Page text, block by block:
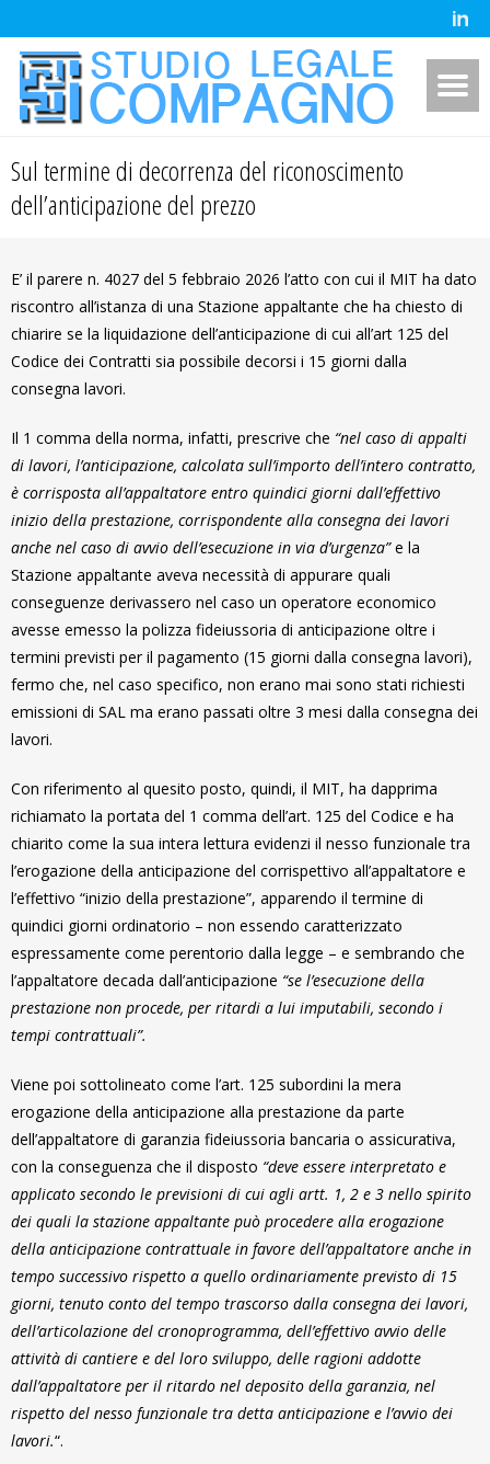
Sul termine di decorrenza del riconoscimento
dell’anticipazione del prezzo
E’ il parere n. 4027 del 5 febbraio 2026 l’atto con cui il MIT ha dato
riscontro all’istanza di una Stazione appaltante che ha chiesto di
chiarire se la liquidazione dell’anticipazione di cui all’art 125 del
Codice dei Contratti sia possibile decorsi i 15 giorni dalla
consegna lavori.
Il 1 comma della norma, infatti, prescrive che “nel caso di appalti
di lavori, l’anticipazione, calcolata sull’importo dell’intero contratto,
è corrisposta all’appaltatore entro quindici giorni dall’effettivo
inizio della prestazione, corrispondente alla consegna dei lavori
anche nel caso di avvio dell’esecuzione in via d’urgenza”e la
Stazione appaltante aveva necessità di appurare quali
conseguenze derivassero nel caso un operatore economico
avesse emesso la polizza fideiussoria di anticipazione oltre i
termini previsti per il pagamento (15 giorni dalla consegna lavori),
fermo che, nel caso specifico, non erano mai sono stati richiesti
emissioni di SAL ma erano passati oltre 3 mesi dalla consegna dei
lavori.
Con riferimento al quesito posto, quindi, il MIT, ha dapprima
richiamato la portata del 1 comma dell’art. 125 del Codice e ha
chiarito come la sua intera lettura evidenzi il nesso funzionale tra
l’erogazione della anticipazione del corrispettivo all’appaltatore e
l’effettivo “inizio della prestazione”, apparendo il termine di
quindici giorni ordinatorio – non essendo caratterizzato
espressamente come perentorio dalla legge – e sembrando che
l’appaltatore decada dall’anticipazione “se l’esecuzione della
prestazione non procede, per ritardi a lui imputabili, secondo i
tempi contrattuali”.
Viene poi sottolineato come l’art. 125 subordini la mera
erogazione della anticipazione alla prestazione da parte
dell’appaltatore di garanzia fideiussoria bancaria o assicurativa,
con la conseguenza che il disposto “deve essere interpretato e
applicato secondo le previsioni di cui agli artt. 1, 2 e 3 nello spirito
dei quali la stazione appaltante può procedere alla erogazione
della anticipazione contrattuale in favore dell’appaltatore anche in
tempo successivo rispetto a quello ordinariamente previsto di 15
giorni, tenuto conto del tempo trascorso dalla consegna dei lavori,
dell’articolazione del cronoprogramma, dell’effettivo avvio delle
attività di cantiere e del loro sviluppo, delle ragioni addotte
dall’appaltatore per il ritardo nel deposito della garanzia, nel
rispetto del nesso funzionale tra detta anticipazione e l’avvio dei
lavori.“.